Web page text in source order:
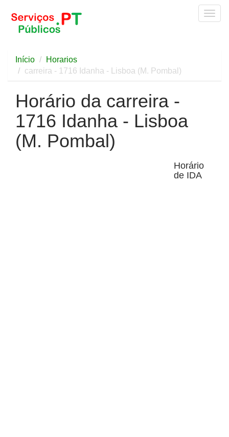
Início
Horarios
carreira - 1716 Idanha - Lisboa (M. Pombal)
Horário da carreira -
1716 Idanha - Lisboa
(M. Pombal)
Horário
de IDA